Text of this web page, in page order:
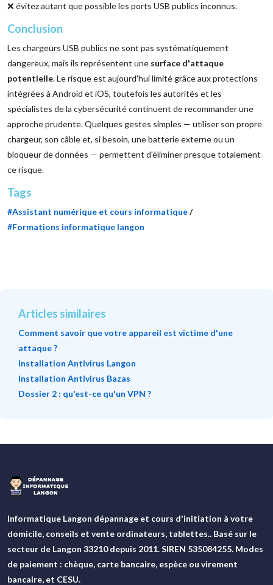
❌ évitez autant que possible les ports USB publics inconnus.
Conclusion
Les chargeurs USB publics ne sont pas systématiquement
dangereux, mais ils représentent une surface d'attaque
potentielle. Le risque est aujourd'hui limité grâce aux protections
intégrées à Android et iOS, toutefois les autorités et les
spécialistes de la cybersécurité continuent de recommander une
approche prudente. Quelques gestes simples — utiliser son propre
chargeur, son câble et, si besoin, une batterie externe ou un
bloqueur de données — permettent d'éliminer presque totalement
ce risque.
Tags
#Assistant numérique et cours informatique/
#Formations informatique langon
Articles similaires
Comment savoir que votre appareil est victime d'une
attaque ?
Installation Antivirus Langon
Installation Antivirus Bazas
Dossier 2 : qu'est-ce qu'un VPN ?
Informatique Langon dépannage et cours d'initiation à votre
domicile, conseils et vente ordinateurs, tablettes.. Basé sur le
secteur de Langon 33210 depuis 2011. SIREN 535084255. Modes
de paiement : chèque, carte bancaire, espèce ou virement
bancaire, et CESU.